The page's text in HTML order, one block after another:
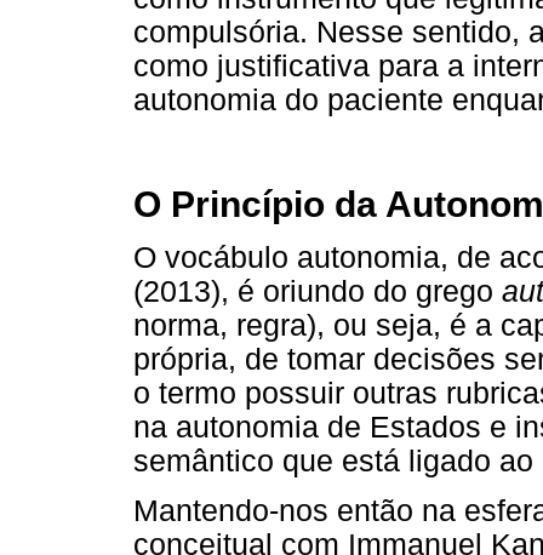
compulsória. Nesse sentido,
como justificativa para a
autonomia do paciente
O Princípio da
O vocábulo autonomia, de
(2013), é oriundo do grego
norma, regra), ou seja, é a
própria, de tomar decisões
o termo possuir outras
na autonomia de Estados e
semântico que está ligado ao
Mantendo-nos então na
conceitual com Immanuel